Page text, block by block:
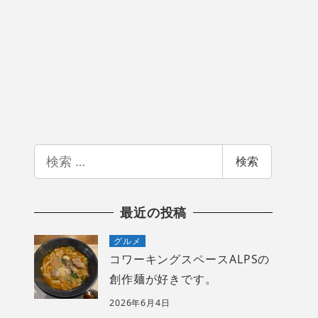
索
検索
最近の投稿
グルメ
コワーキングスペースALPSの
創作麺が好きです。
2026年6月4日